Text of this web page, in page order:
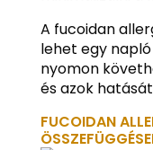
A fucoidan
lehet egy
nyomon
és azok
FUCOIDAN